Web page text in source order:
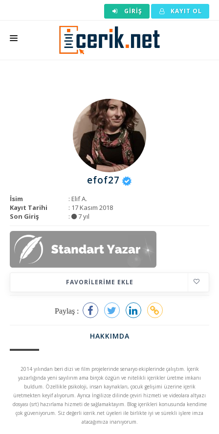
GIRIŞ KAYIT OL
KURUMSAL
efof27
İsim
: Elif A.
Kayıt Tarihi
: 17 Kasım 2018
Son Giriş
: 7 yıl
FAVORILERIME EKLE
Paylaş :
HAKKIMDA
2014 yılından beri dizi ve film projelerinde senaryo ekiplerinde çalıştım. İçerik
yazarlığında yeni sayılırım ama birçok özgün ve nitelikli içerikler üretme imkanı
buldum. Özellikle psikoloji, insan kaynakları, çocuk gelişimi üzerine içerik
üretmekten keyif alıyorum. Ayrıca İngilizce dilinde çeviri hizmeti ve videolara altyazı
dosyası (srt) hazırlama hizmeti de sağlamaktayım. Blog içerikleri konusunda kendime
çok güveniyorum. Siz değerli icerik.net üyeleri ile birlikte iyi ve sürekli işlere imza
atacağımıza inanıyorum.